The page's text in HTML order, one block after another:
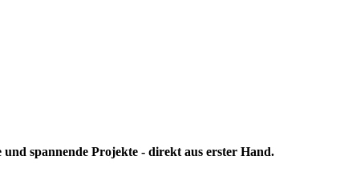
und spannende Projekte - direkt aus erster Hand.